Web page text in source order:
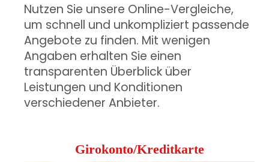
Nutzen Sie unsere Online-Vergleiche,
um schnell und unkompliziert passende
Angebote zu finden. Mit wenigen
Angaben erhalten Sie einen
transparenten Überblick über
Leistungen und Konditionen
verschiedener Anbieter.
Girokonto/Kreditkarte